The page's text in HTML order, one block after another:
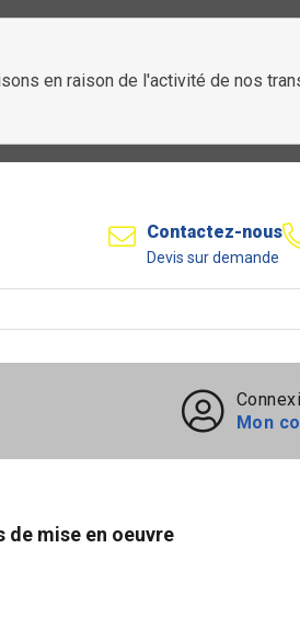
en raison de l'activité de nos
Contactez-nous
Devis sur demande
Mon
de mise en oeuvre